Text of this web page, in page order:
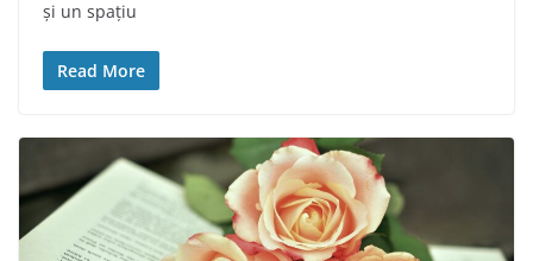
și un spațiu
Read More